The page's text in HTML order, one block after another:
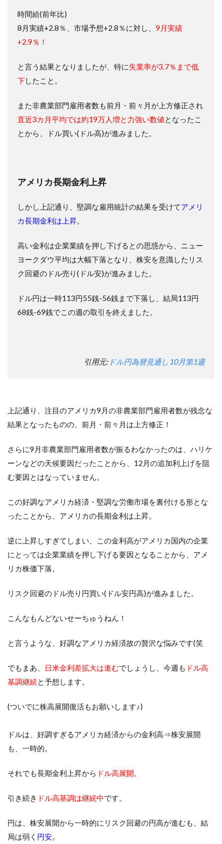
時間給(前年比)
8月実績+2.8％、市場予想+2.8％に対し、 9月実績
+2.9％！
と言う結果となりましたが、特に失業率が3.7％まで低
下したこと。
また非農業部門雇用者数も前月・前々月が上方修正され
直近3カ月平均では約19万人増と力強い数値となったこ
とから、ドル買い(ドル高)が進みました。
アメリカ長期金利上昇
しかし上記通り、堅調な雇用統計の結果を受けてアメリ
カ長期金利は上昇。
高い金利は企業業績を押し下げるとの思惑から、ニュー
ヨークダウ平均は大幅下落となり、株安を意識したリス
ク回避のドル売り(ドル安)が進みました。
ドル円は一時113円55銭-56銭まで下落し、結局113円
68銭-69銭でこの週の取引を終えました。
引用元:ドル円為替見通し10月第1週
上記通り、注目のアメリカ9月の非農業部門雇用者数が残念な
結果となったものの、前月・前々月は上方修正！
さらに9月非農業部門雇用者数が振るわなかったのは、ハリケ
ーンなどの天候要因だったことから、12月の追加利上げを阻
む要因とはなっていません。
この好調なアメリカ経済・堅調な労働市場を裏付ける形とな
ったことから、アメリカの長期金利は上昇。
逆に上昇しすぎてしまい、この金利高がアメリカ国内の企業
にとっては企業業績を押し下げる要因となることから、アメ
リカ株価下落。
リスク回避のドル売り円買い(ドル安円高)が進みました。
こんなもんどないせーちゅうねん！
と言うような、好調なアメリカ経済故の贅沢な悩みです(笑
でもまあ、 日米金利差拡大は進むでしょうし、今週も ドル高
基調継続と予想します。
(ついでに株高展開復活もお願いします♪)
ドルは、好調すぎるアメリカ経済からの金利高⇒株安展開
も、一時的。
それでも長期金利上昇から ドル高展開。
引き続き ドル高基調は継続中です。
円は、株安展開から一時的にリスク回避の円高が進むも、結
局は弱く 円安。